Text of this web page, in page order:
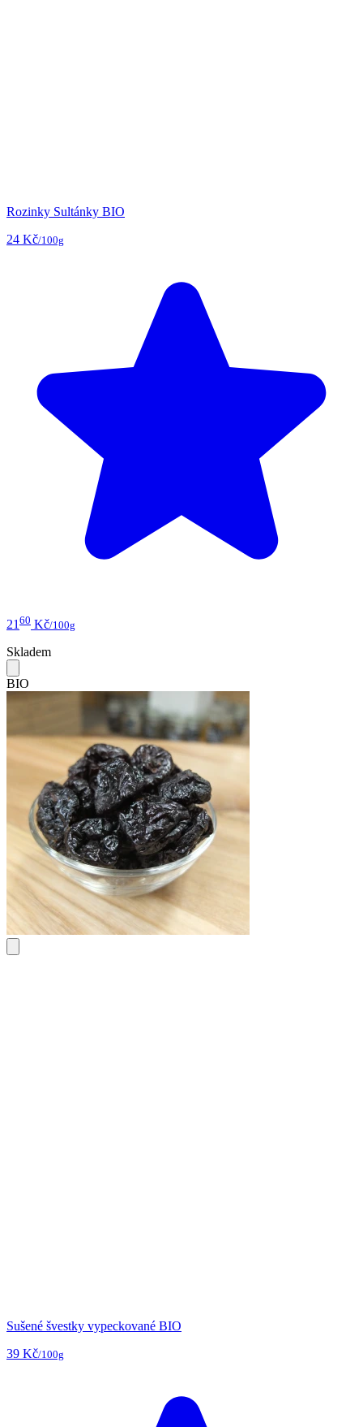
Rozinky Sultánky BIO
24 Kč/100g
21 60 Kč/100g
Skladem
BIO
Sušené švestky vypeckované BIO
39 Kč/100g